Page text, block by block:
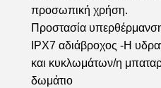
προσωπική χρήση.
Προστασία
IPX7 αδιάβροχος -Η
και κυκλωμάτων/η
δωμάτιο